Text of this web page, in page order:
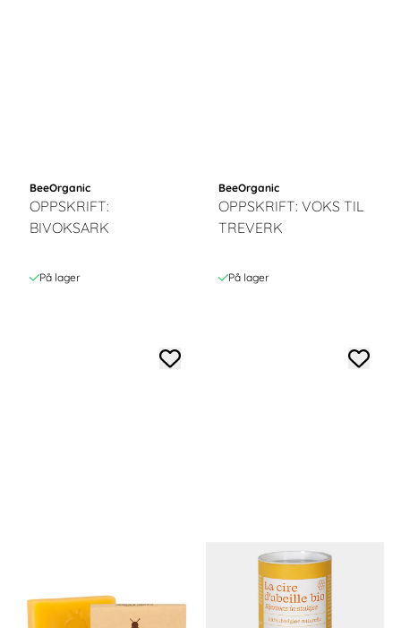
BeeOrganic
OPPSKRIFT:
BIVOKSARK
På lager
BeeOrganic
OPPSKRIFT: VOKS TIL
TREVERK
På lager